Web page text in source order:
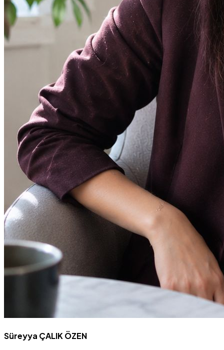
Süreyya ÇALIK ÖZEN